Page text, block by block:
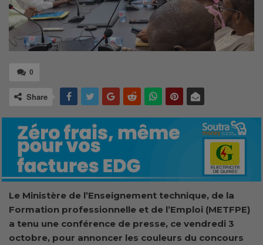
0
Share
Le Ministère de l’Enseignement technique, de la
Formation professionnelle et de l’Emploi (METFPE)
a tenu une conférence de presse, ce vendredi 3
octobre, pour annoncer les couleurs du concours